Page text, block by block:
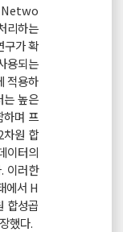
Netwo
리하는
구가 확
용되는
적용하
는 높은
하며 프
차원 합
이터의
이러한
에서 H
성곱
했다.